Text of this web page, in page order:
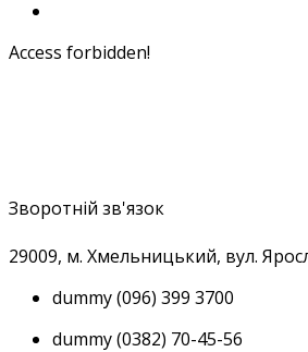
Access forbidden!
Зворотній зв'язок
29009, м. Хмельницький, вул.
dummy(096) 399 3700
dummy(0382) 70-45-56